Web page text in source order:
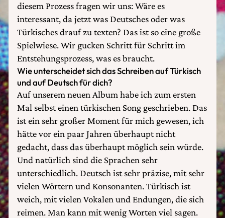
diesem Prozess fragen wir uns: Wäre es
interessant, da jetzt was Deutsches oder was
Türkisches drauf zu texten? Das ist so eine große
Spielwiese. Wir gucken Schritt für Schritt im
Entstehungsprozess, was es braucht.
Wie unterscheidet sich das Schreiben auf Türkisch
und auf Deutsch für dich?
Auf unserem neuen Album habe ich zum ersten
Mal selbst einen türkischen Song geschrieben. Das
ist ein sehr großer Moment für mich gewesen, ich
hätte vor ein paar Jahren überhaupt nicht
gedacht, dass das überhaupt möglich sein würde.
Und natürlich sind die Sprachen sehr
unterschiedlich. Deutsch ist sehr präzise, mit sehr
vielen Wörtern und Konsonanten. Türkisch ist
weich, mit vielen Vokalen und Endungen, die sich
reimen. Man kann mit wenig Worten viel sagen.